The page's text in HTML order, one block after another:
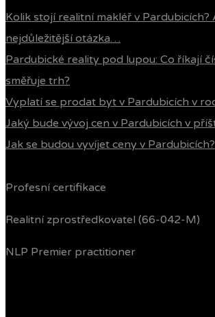
Kolik stojí realitní makléř v
nejdůležitější otázka…
Pardubické reality pod lupou: Co říkají
směřuje trh?
Vyplatí se prodat byt v Pardubicích v
Jaký bude vývoj cen v Pardubicích v
Jak se budou vyvíjet ceny v Pardubicích?
Profesní certifikace
Realitní zprostředkovatel (66-042-M)
NLP Premier practitioner